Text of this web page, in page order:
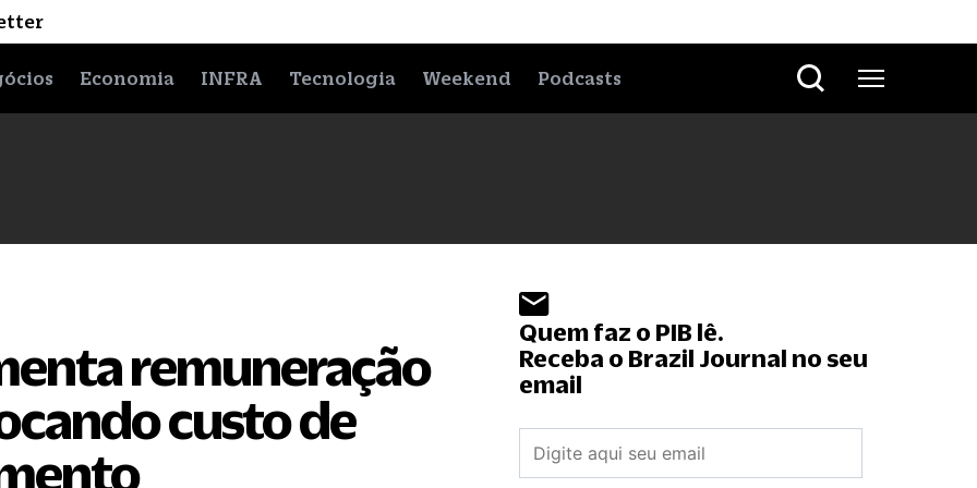
Economia INFRA Tecnologia Weekend Podcasts
remuneração
custo de
Quem faz o PIB lê.
Receba o Brazil Journal no seu
email